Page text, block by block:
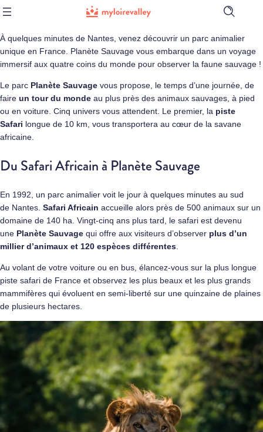
Ouvrir
barre
de
À quelques minutes de Nantes, venez découvrir un parc animalier
unique en France. Planète Sauvage vous embarque dans un voyage
immersif aux quatre coins du monde pour observer la faune sauvage !
Le parc Planète Sauvage vous propose, le temps d’une journée, de
faire un tour du monde au plus près des animaux sauvages, à pied
ou en voiture. Cinq univers vous attendent. Le premier, la piste
Safari longue de 10 km, vous transportera au cœur de la savane
africaine.
Du Safari Africain à Planète Sauvage
En 1992, un parc animalier voit le jour à quelques minutes au sud
de Nantes Safari Africain accueille alors près de 500 animaux sur un
domaine de 140 ha. Vingt-cinq ans plus tard, le safari est devenu
une Planète Sauvage qui offre aux visiteurs d’observer plus d’un
millier d’animaux et 120 espèces différentes
Au volant de votre voiture ou en bus, élancez-vous sur la plus longue
piste safari de France et observez les plus beaux et les plus grands
mammifères qui évoluent en semi-liberté sur une quinzaine de plaines
de plusieurs hectares.